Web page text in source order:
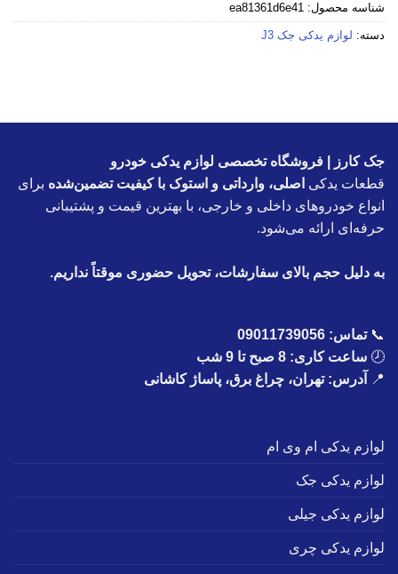
شناسه محصول: ea81361d6e41
دسته: لوازم یدکی جک J3
جک کارز | فروشگاه تخصصی لوازم یدکی خودرو
قطعات یدکی اصلی، وارداتی و استوک با کیفیت تضمین‌شده برای
انواع خودروهای داخلی و خارجی، با بهترین قیمت و پشتیبانی
حرفه‌ای ارائه می‌شود.
به دلیل حجم بالای سفارشات، تحویل حضوری موقتاً نداریم.
📞تماس: 09011739056
🕗 ساعت کاری: 8 صبح تا 9 شب
📍
آدرس: تهران، چراغ برق، پاساژ کاشانی
لوازم یدکی ام وی ام
لوازم یدکی جک
لوازم یدکی جیلی
لوازم یدکی چری